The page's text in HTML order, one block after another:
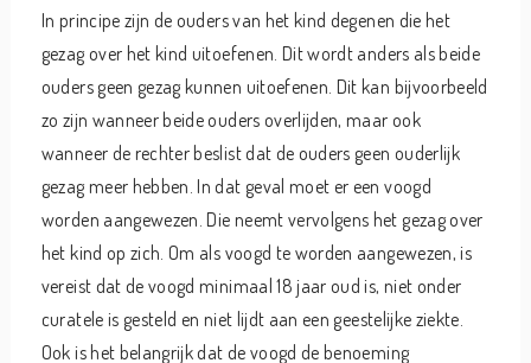
In principe zijn de ouders van het kind degenen die het
gezag over het kind uitoefenen. Dit wordt anders als beide
ouders geen gezag kunnen uitoefenen. Dit kan bijvoorbeeld
zo zijn wanneer beide ouders overlijden, maar ook
wanneer de rechter beslist dat de ouders geen ouderlijk
gezag meer hebben. In dat geval moet er een voogd
worden aangewezen. Die neemt vervolgens het gezag over
het kind op zich. Om als voogd te worden aangewezen, is
vereist dat de voogd minimaal 18 jaar oud is, niet onder
curatele is gesteld en niet lijdt aan een geestelijke ziekte.
Ook is het belangrijk dat de voogd de benoeming